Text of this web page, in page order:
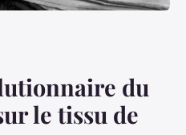
du
le tissu de